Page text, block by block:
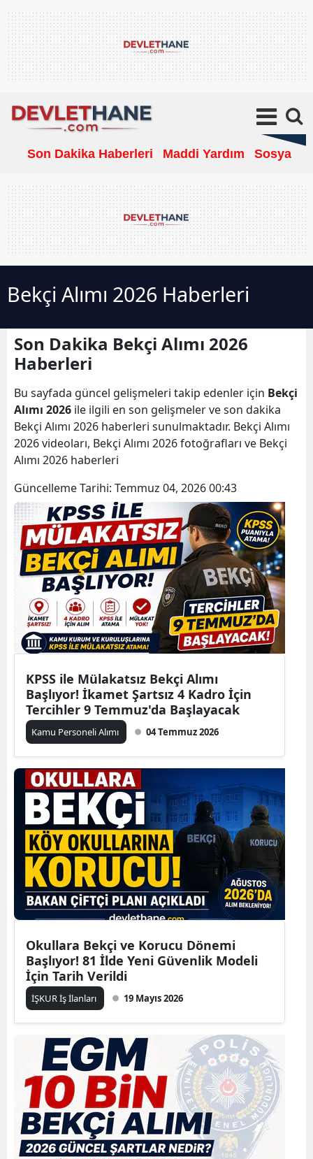
Son Dakika Haberleri Maddi Yardım Sosyal
Bekçi Alımı 2026 Haberleri
Son Dakika Bekçi Alımı 2026
Haberleri
Bu sayfada güncel gelişmeleri takip edenler için Bekçi
Alımı 2026 ile ilgili en son gelişmeler ve son dakika
Bekçi Alımı 2026 haberleri sunulmaktadır. Bekçi Alımı
2026 videoları, Bekçi Alımı 2026 fotoğrafları ve Bekçi
Alımı 2026 haberleri
Güncelleme Tarihi: Temmuz 04, 2026 00:43
KPSS ile Mülakatsız Bekçi Alımı
Başlıyor! İkamet Şartsız 4 Kadro İçin
Tercihler 9 Temmuz'da Başlayacak
Kamu Personeli Alımı 04 Temmuz 2026
Okullara Bekçi ve Korucu Dönemi
Başlıyor! 81 İlde Yeni Güvenlik Modeli
İçin Tarih Verildi
İŞKUR İş İlanları 19 Mayıs 2026